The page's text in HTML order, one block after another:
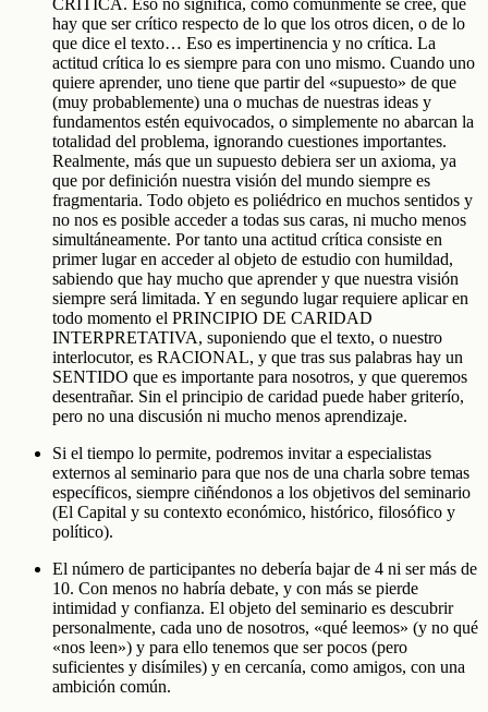
hay que ser crítico respecto de lo que los otros dicen, o de lo
que dice el texto… Eso es impertinencia y no crítica. La
actitud crítica lo es siempre para con uno mismo. Cuando uno
quiere aprender, uno tiene que partir del «supuesto» de que
(muy probablemente) una o muchas de nuestras ideas y
fundamentos estén equivocados, o simplemente no abarcan la
totalidad del problema, ignorando cuestiones importantes.
Realmente, más que un supuesto debiera ser un axioma, ya
que por definición nuestra visión del mundo siempre es
fragmentaria. Todo objeto es poliédrico en muchos sentidos y
no nos es posible acceder a todas sus caras, ni mucho menos
simultáneamente. Por tanto una actitud crítica consiste en
primer lugar en acceder al objeto de estudio con humildad,
sabiendo que hay mucho que aprender y que nuestra visión
siempre será limitada. Y en segundo lugar requiere aplicar en
todo momento el PRINCIPIO DE CARIDAD
INTERPRETATIVA, suponiendo que el texto, o nuestro
interlocutor, es RACIONAL, y que tras sus palabras hay un
SENTIDO que es importante para nosotros, y que queremos
desentrañar. Sin el principio de caridad puede haber griterío,
pero no una discusión ni mucho menos aprendizaje.
Si el tiempo lo permite, podremos invitar a especialistas
externos al seminario para que nos de una charla sobre temas
específicos, siempre ciñéndonos a los objetivos del seminario
(El Capital y su contexto económico, histórico, filosófico y
político).
El número de participantes no debería bajar de 4 ni ser más de
10. Con menos no habría debate, y con más se pierde
intimidad y confianza. El objeto del seminario es descubrir
personalmente, cada uno de nosotros, «qué leemos» (y no qué
«nos leen») y para ello tenemos que ser pocos (pero
suficientes y disímiles) y en cercanía, como amigos, con una
ambición común.